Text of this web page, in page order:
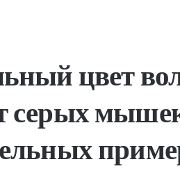
цвет
серых